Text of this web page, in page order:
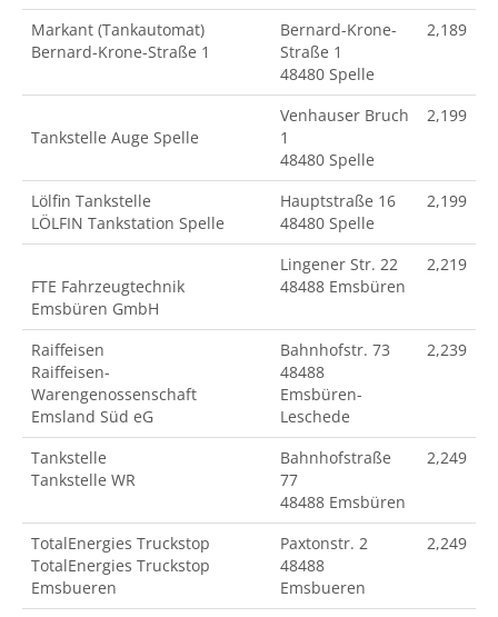
Markant (Tankautomat)
Bernard-Krone-Straße 1
Bernard-Krone-
Straße 1
48480 Spelle
2,189
Tankstelle Auge Spelle
Venhauser Bruch
1
48480 Spelle
2,199
Lölfin Tankstelle
LÖLFIN Tankstation Spelle
Hauptstraße 16
48480 Spelle
2,199
FTE Fahrzeugtechnik
Emsbüren GmbH
Lingener Str. 22
48488 Emsbüren
2,219
Raiffeisen
Raiffeisen-
Warengenossenschaft
Emsland Süd eG
Bahnhofstr. 73
48488
Emsbüren-
Leschede
2,239
Tankstelle
Tankstelle WR
Bahnhofstraße
77
48488 Emsbüren
2,249
TotalEnergies Truckstop
TotalEnergies Truckstop
Emsbueren
Paxtonstr. 2
48488
Emsbueren
2,249